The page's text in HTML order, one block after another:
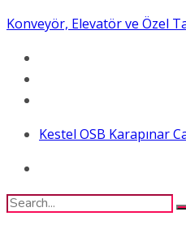
Konveyör, Elevatör ve Özel
Kestel OSB Karapınar